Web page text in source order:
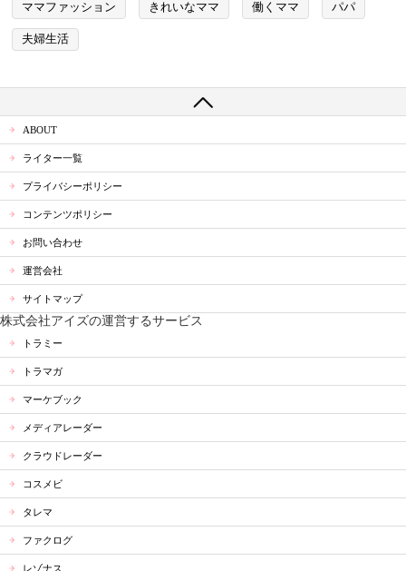
ママファッション きれいなママ 働くママ パパ
夫婦生活
ABOUT
ライター一覧
プライバシーポリシー
コンテンツポリシー
お問い合わせ
運営会社
サイトマップ
株式会社アイズの運営するサービス
トラミー
トラマガ
マーケブック
メディアレーダー
クラウドレーダー
コスメビ
タレマ
ファクログ
レゾナス